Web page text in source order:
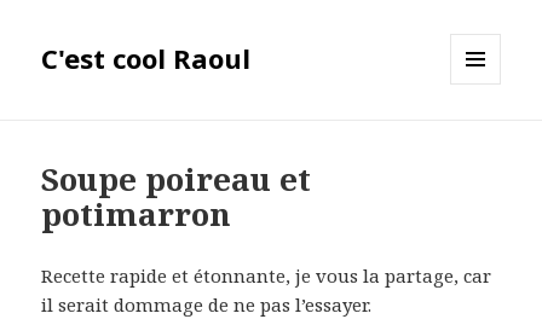
C'est cool Raoul
Soupe poireau et
potimarron
Recette rapide et étonnante, je vous la partage, car
il serait dommage de ne pas l’essayer.